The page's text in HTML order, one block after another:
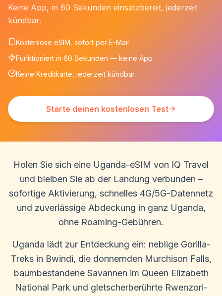
Keine App, in 60 Sekunden einsatzbereit, jederzeit
kündbar.
Kostenlose eSIM, sofort per E-Mail
Funktioniert in 60 Sekunden — keine App
Keine Kreditkarte, jederzeit kündbar
Starte deinen kostenlosen Test
Holen Sie sich eine Uganda-eSIM von IQ Travel
und bleiben Sie ab der Landung verbunden –
sofortige Aktivierung, schnelles 4G/5G-Datennetz
und zuverlässige Abdeckung in ganz Uganda,
ohne Roaming-Gebühren.
Uganda lädt zur Entdeckung ein: neblige Gorilla-
Treks in Bwindi, die donnernden Murchison Falls,
baumbestandene Savannen im Queen Elizabeth
National Park und gletscherberührte Rwenzori-